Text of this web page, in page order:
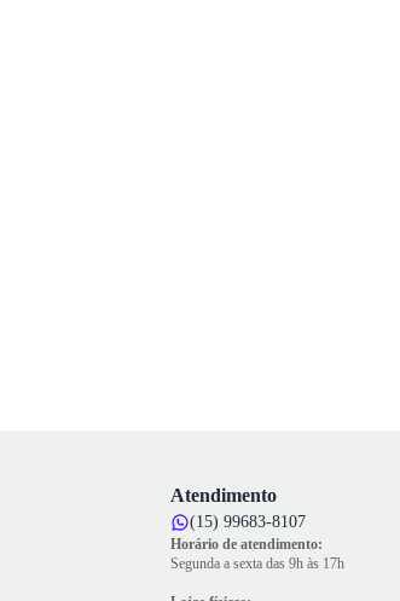
Atendimento
(15) 99683-8107
Horário de atendimento:
Segunda a sexta das 9h às 17h